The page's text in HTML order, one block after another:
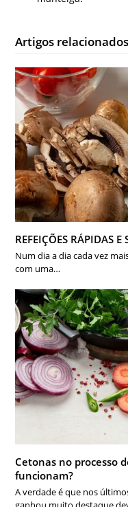
Artigos relacionados
REFEIÇÕES RÁPIDAS E
Num dia a dia cada vez
com uma…
Cetonas no processo
funcionam?
A verdade é que nos